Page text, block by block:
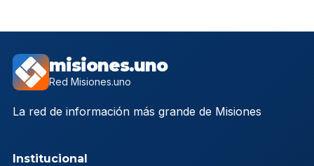
misiones.uno
Red Misiones.uno
La red de información más grande de Misiones
Institucional